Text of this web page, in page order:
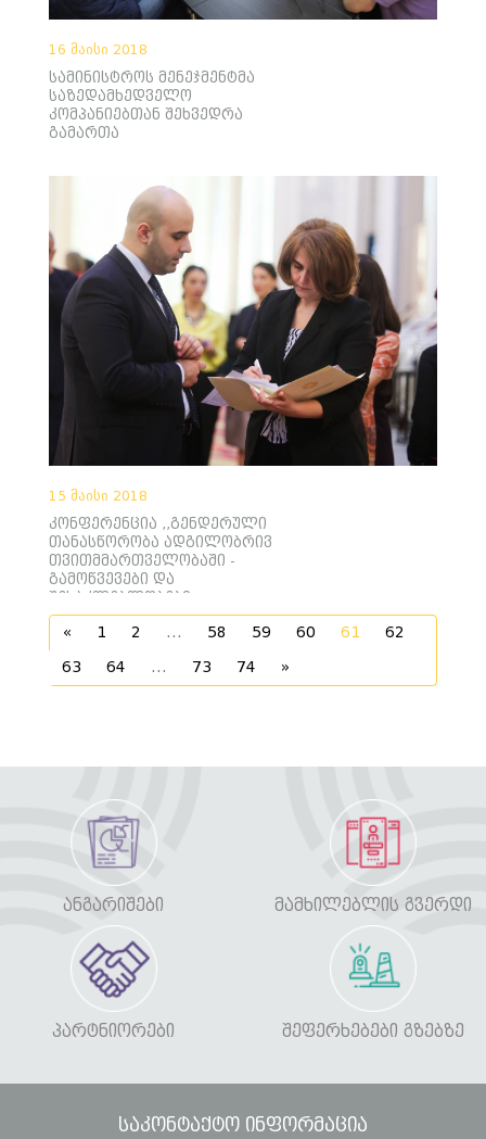
16 მაისი 2018
სამინისტროს მენეჯმენტმა
საზედამხედველო
კომპანიებთან შეხვედრა
გამართა
15 მაისი 2018
კონფერენცია ,,გენდერული
თანასწორობა ადგილობრივ
თვითმმართველობაში -
გამოწვევები და
შესაძლებლობები"
«
1 2 ... 58 59 60 61
62
63
64 ... 73 74 »
ᲐᲜᲒᲐᲠᲘᲨᲔᲑᲘ ᲛᲐᲛᲮᲘᲚᲔᲑᲚᲘᲡ ᲒᲕᲔᲠᲓᲘ
ᲞᲐᲠᲢᲜᲘᲝᲠᲔᲑᲘ ᲨᲔᲤᲔᲠᲮᲔᲑᲔᲑᲘ ᲒᲖᲔᲑᲖᲔ
საკონტაქტო ინფორმაცია